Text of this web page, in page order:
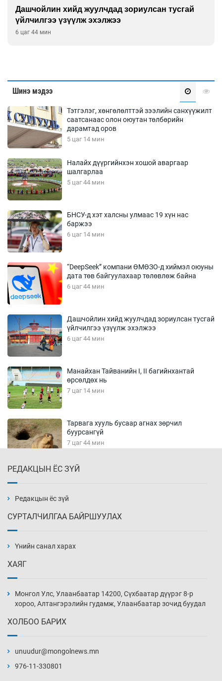
Дашчойлин хийд жуулчдад зориулсан тусгай
үйлчилгээ үзүүлж эхэлжээ
6 цаг 44 мин
Шинэ мэдээ
Тэтгэлэг, хөнгөлөлттэй зээлийн санхүүжилт
саатсанаас олон оюутан төлбөрийн
дарамтад оров
5 цаг 14 мин
Налайх дүүргийнхэн хошой аваргаар
шалгарлаа
5 цаг 44 мин
БНСУ-д хэт халсны улмаас 19 хүн нас
баржээ
6 цаг 14 мин
“DeepSeek” компани ӨМӨЗО-д хиймэл оюуны
дата төв байгуулахаар төлөвлөж байна
6 цаг 44 мин
Дашчойлин хийд жуулчдад зориулсан тусгай
үйлчилгээ үзүүлж эхэлжээ
6 цаг 44 мин
Манайхан Тайванийн I, II багийнхантай
өрсөлдөх нь
7 цаг 14 мин
Тарвага хууль бусаар агнах зөрчил
буурсангүй
7 цаг 44 мин
8 цаг 14 мин
8 цаг 44 мин
9 цаг 14 мин
хэмжээг шинэчлэн тогтоох нь
РЕДАКЦЫН ЁС ЗҮЙ
Редакцын ёс зүй
СУРТАЛЧИЛГАА БАЙРШУУЛАХ
Үнийн санал харах
ХАЯГ
Монгол Улс, Улаанбаатар 14200, Сүхбаатар дүүрэг 8-р
хороо, Алтангэрэлийн гудамж, Улаанбаатар зочид буудал
ХОЛБОО БАРИХ
unuudur@mongolnews.mn
976-11-330801